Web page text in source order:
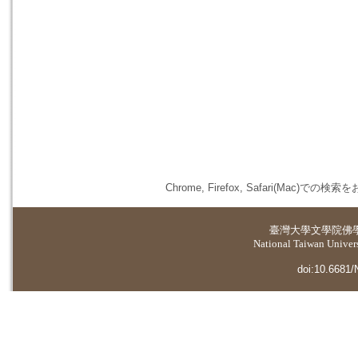
Chrome, Firefox, Safari(Mac)での検索を
臺灣大學文學院佛
National Taiwan
doi:10.6681/